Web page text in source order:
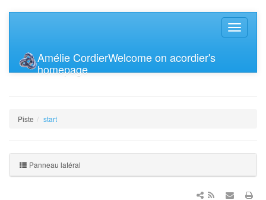
Amélie CordierWelcome on acordier's
homepage
Piste start
Panneau latéral